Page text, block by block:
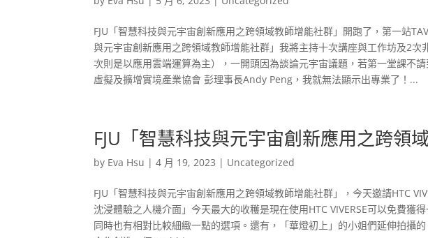
FJU「智慧科技與元宇宙創新應用之跨領域教師增能社群」開跑了，第一站
與元宇宙創新應用之跨領域教師增能社群」我將主持十次講座與工作坊及2
次則是以應用雲端運算為主），一開頭因為談論元宇宙議題，若第一堂課不
虛擬及擴增實境產業協會 彭理事長Andy Peng，我就無法顯示出專業了！...
FJU「智慧科技與元宇宙創新應用之跨領
by Eva Hsu |4 月 19, 2023 | Uncategorized
FJU「智慧科技與元宇宙創新應用之跨領域教師增能社群」，今天邀請HTC
沈浸體驗之人機介面」今天最大的收穫是現在使用HTC VIVERSE可以免費獲
同時也有相對比較細緻一點的選項。還有，「華燈初上」的小姐們延伸拍攝